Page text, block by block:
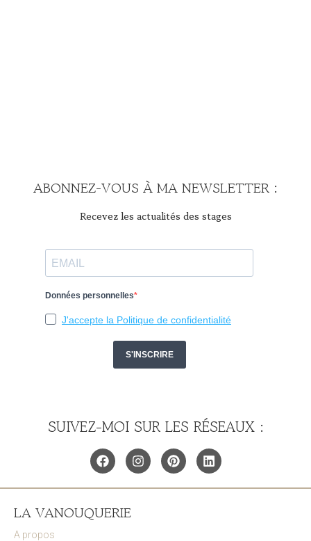
ABONNEZ-VOUS À MA NEWSLETTER :
Recevez les actualités des stages
SUIVEZ-MOI SUR LES RÉSEAUX :
LA VANOUQUERIE
A propos